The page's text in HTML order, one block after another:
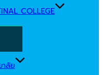
COLLEGE
ลัย